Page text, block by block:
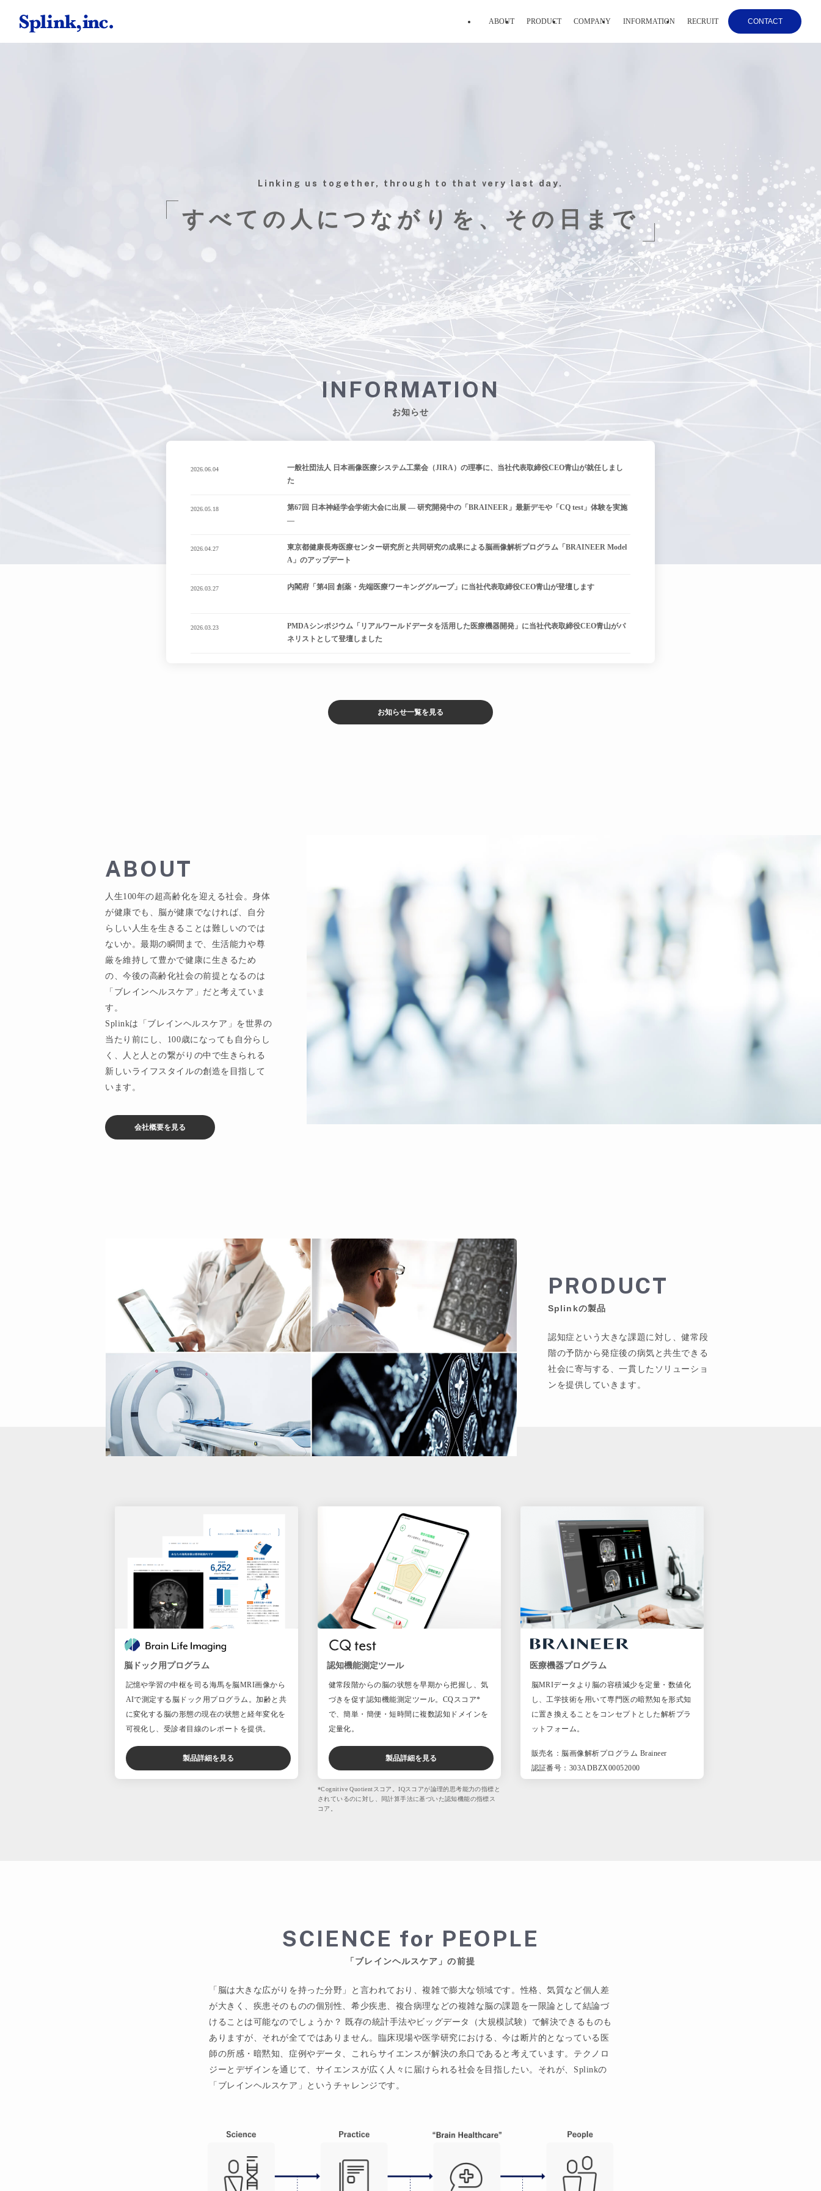
ABOUT PRODUCT COMPANY INFORMATION RECRUIT CONTACT
Linking us together, through to that very last day.
すべての人につながりを、その日まで
INFORMATION
お知らせ
2026.06.04
一般社団法人 日本画像医療システム工業会（JIRA）の理事に、当社代表取締役CEO青山が就任しまし
た
2026.05.18
第67回 日本神経学会学術大会に出展 — 研究開発中の「BRAINEER」最新デモや「CQ test」体験を実施
—
2026.04.27
東京都健康長寿医療センター研究所と共同研究の成果による脳画像解析プログラム「BRAINEER Model
A」のアップデート
2026.03.27 内閣府「第4回 創薬・先端医療ワーキンググループ」に当社代表取締役CEO青山が登壇します
2026.03.23
PMDAシンポジウム「リアルワールドデータを活用した医療機器開発」に当社代表取締役CEO青山がパ
ネリストとして登壇しました
お知らせ一覧を見る
ABOUT
人生100年の超高齢化を迎える社会。身体
が健康でも、脳が健康でなければ、自分
らしい人生を生きることは難しいのでは
ないか。最期の瞬間まで、生活能力や尊
厳を維持して豊かで健康に生きるため
の、今後の高齢化社会の前提となるのは
「ブレインヘルスケア」だと考えていま
す。
Splinkは「ブレインヘルスケア」を世界の
当たり前にし、100歳になっても自分らし
く、人と人との繋がりの中で生きられる
新しいライフスタイルの創造を目指して
います。
会社概要を見る
PRODUCT
Splinkの製品
認知症という大きな課題に対し、健常段
階の予防から発症後の病気と共生できる
社会に寄与する、一貫したソリューショ
ンを提供していきます。
脳ドック用プログラム
記憶や学習の中枢を司る海馬を脳MRI画像から
AIで測定する脳ドック用プログラム。加齢と共
に変化する脳の形態の現在の状態と経年変化を
可視化し、受診者目線のレポートを提供。
製品詳細を見る
認知機能測定ツール
健常段階からの脳の状態を早期から把握し、気
づきを促す認知機能測定ツール。CQスコア*
で、簡単・簡便・短時間に複数認知ドメインを
定量化。
製品詳細を見る
*Cognitive Quotientスコア。IQスコアが論理的思考能力の指標と
されているのに対し、同計算手法に基づいた認知機能の指標ス
コア。
医療機器プログラム
脳MRIデータより脳の容積減少を定量・数値化
し、工学技術を用いて専門医の暗黙知を形式知
に置き換えることをコンセプトとした解析プラ
ットフォーム。
販売名：脳画像解析プログラム Braineer
認証番号：303ADBZX00052000
SCIENCE for PEOPLE
「ブレインヘルスケア」の前提
「脳は大きな広がりを持った分野」と言われており、複雑で膨大な領域です。性格、気質など個人差
が大きく、疾患そのものの個別性、希少疾患、複合病理などの複雑な脳の課題を一限論として結論づ
けることは可能なのでしょうか？ 既存の統計手法やビッグデータ（大規模試験）で解決できるものも
ありますが、それが全てではありません。臨床現場や医学研究における、今は断片的となっている医
師の所感・暗黙知、症例やデータ、これらサイエンスが解決の糸口であると考えています。テクノロ
ジーとデザインを通じて、サイエンスが広く人々に届けられる社会を目指したい。それが、Splinkの
「ブレインヘルスケア」というチャレンジです。